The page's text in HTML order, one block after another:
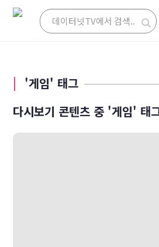
'게임' 태그
다시보기 콘텐츠 중 '게임' 태